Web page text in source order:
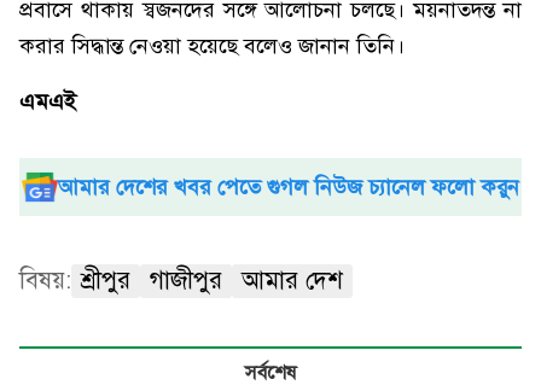
প্রবাসে থাকায় স্বজনদের সঙ্গে আলোচনা চলছে। ময়নাতদন্ত না
করার সিদ্ধান্ত নেওয়া হয়েছে বলেও জানান তিনি।
এমএই
আমার দেশের খবর পেতে গুগল নিউজ চ্যানেল ফলো করুন
বিষয়: শ্রীপুর গাজীপুর আমার দেশ
সর্বশেষ